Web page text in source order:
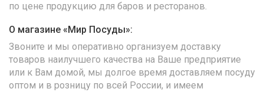
по цене продукцию для баров и ресторанов.
О магазине «Мир Посуды»:
Звоните и мы оперативно организуем доставку
товаров наилучшего качества на Ваше предприятие
или к Вам домой, мы долгое время доставляем посуду
оптом и в розницу по всей России, и имеем